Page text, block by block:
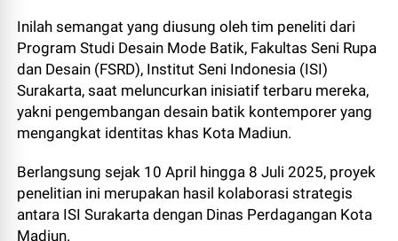
Inilah semangat yang diusung oleh tim peneliti dari
Program Studi Desain Mode Batik, Fakultas Seni Rupa
dan Desain (FSRD), Institut Seni Indonesia (ISI)
Surakarta, saat meluncurkan inisiatif terbaru mereka,
yakni pengembangan desain batik kontemporer yang
mengangkat identitas khas Kota Madiun.
Berlangsung sejak 10 April hingga 8 Juli 2025, proyek
penelitian ini merupakan hasil kolaborasi strategis
antara ISI Surakarta dengan Dinas Perdagangan Kota
Madiun.